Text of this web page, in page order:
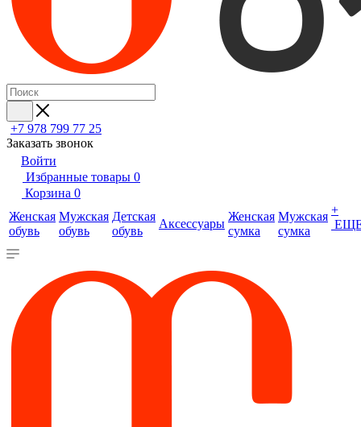
+7 978 799 77 25
Заказать звонок
Войти
Избранные товары 0
Корзина 0
Женская
обувь
Мужская
обувь
Детская
обувь
Аксессуары
Женская
сумка
Мужская
сумка
+